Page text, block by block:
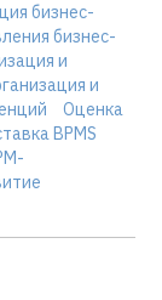
бизнес-
бизнес-
и
и
Оценка
BPMS